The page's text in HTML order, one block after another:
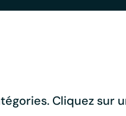
Cliquez sur